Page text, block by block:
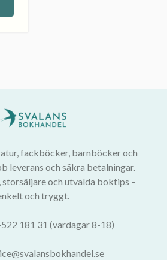
fackböcker, barnböcker och
leverans och säkra betalningar.
och utvalda boktips –
och tryggt.
181 31 (vardagar 8-18)